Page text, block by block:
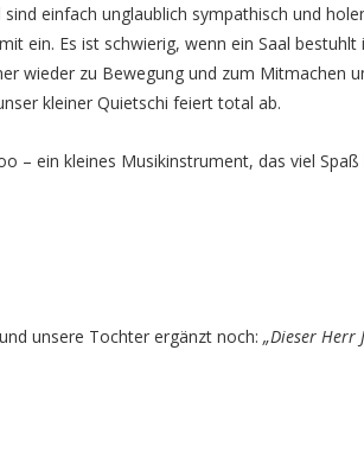
einfach unglaublich sympathisch und
ein. Es ist schwierig, wenn ein Saal bestuhlt
wieder zu Bewegung und zum Mitmachen
kleiner Quietschi feiert total ab.
– ein kleines Musikinstrument, das viel
unsere Tochter ergänzt noch: „Dieser Herr